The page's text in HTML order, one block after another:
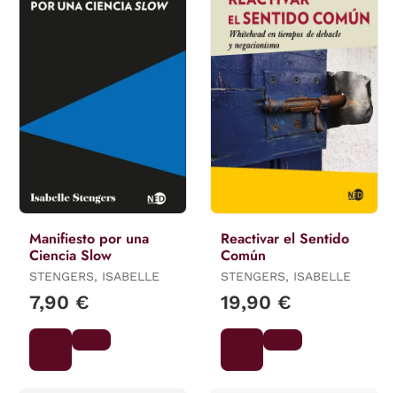
Manifiesto por una
Ciencia Slow
STENGERS, ISABELLE
7,90 €
Reactivar el Sentido
Común
STENGERS, ISABELLE
19,90 €